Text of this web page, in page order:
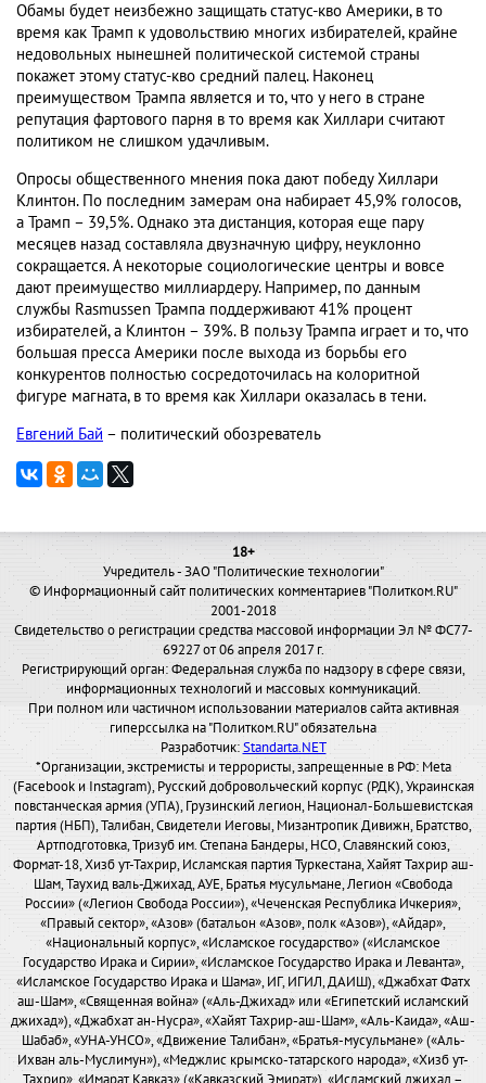
Обамы будет неизбежно защищать статус-кво Америки, в то
время как Трамп к удовольствию многих избирателей, крайне
недовольных нынешней политической системой страны
покажет этому статус-кво средний палец. Наконец
преимуществом Трампа является и то, что у него в стране
репутация фартового парня в то время как Хиллари считают
политиком не слишком удачливым.
Опросы общественного мнения пока дают победу Хиллари
Клинтон. По последним замерам она набирает 45,9% голосов,
а Трамп – 39,5%. Однако эта дистанция, которая еще пару
месяцев назад составляла двузначную цифру, неуклонно
сокращается. А некоторые социологические центры и вовсе
дают преимущество миллиардеру. Например, по данным
службы Rasmussen Трампа поддерживают 41% процент
избирателей, а Клинтон – 39%. В пользу Трампа играет и то, что
большая пресса Америки после выхода из борьбы его
конкурентов полностью сосредоточилась на колоритной
фигуре магната, в то время как Хиллари оказалась в тени.
Евгений Бай – политический обозреватель
18+
Учредитель - ЗАО "Политические технологии"
© Информационный сайт политических комментариев "Политком.RU"
2001-2018
Свидетельство о регистрации средства массовой информации Эл № ФС77-
69227 от 06 апреля 2017 г.
Регистрирующий орган: Федеральная служба по надзору в сфере связи,
информационных технологий и массовых коммуникаций.
При полном или частичном использовании материалов сайта активная
гиперссылка на "Политком.RU" обязательна
Разработчик:Standarta.NET
*Организации, экстремисты и террористы, запрещенные в РФ: Meta
(Facebook и Instagram), Русский добровольческий корпус (РДК), Украинская
повстанческая армия (УПА), Грузинский легион, Национал-Большевистская
партия (НБП), Талибан, Свидетели Иеговы, Мизантропик Дивижн, Братство,
Артподготовка, Тризуб им. Степана Бандеры, НСО, Славянский союз,
Формат-18, Хизб ут-Тахрир, Исламская партия Туркестана, Хайят Тахрир аш-
Шам, Таухид валь-Джихад, АУЕ, Братья мусульмане, Легион «Свобода
России» («Легион Свобода России»), «Чеченская Республика Ичкерия»,
«Правый сектор», «Азов» (батальон «Азов», полк «Азов»), «Айдар»,
«Национальный корпус», «Исламское государство» («Исламское
Государство Ирака и Сирии», «Исламское Государство Ирака и Леванта»,
«Исламское Государство Ирака и Шама», ИГ, ИГИЛ, ДАИШ), «Джабхат Фатх
аш-Шам», «Священная война» («Аль-Джихад» или «Египетский исламский
джихад»), «Джабхат ан-Нусра», «Хайят Тахрир-аш-Шам», «Аль-Каида», «Аш-
Шабаб», «УНА-УНСО», «Движение Талибан», «Братья-мусульмане» («Аль-
Ихван аль-Муслимун»), «Меджлис крымско-татарского народа», «Хизб ут-